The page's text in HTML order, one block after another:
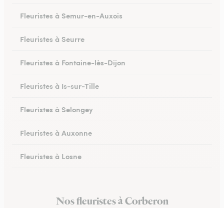
Fleuristes à Semur-en-Auxois
Fleuristes à Seurre
Fleuristes à Fontaine-lès-Dijon
Fleuristes à Is-sur-Tille
Fleuristes à Selongey
Fleuristes à Auxonne
Fleuristes à Losne
Fleuristes à Meursault
Nos fleuristes à Corberon